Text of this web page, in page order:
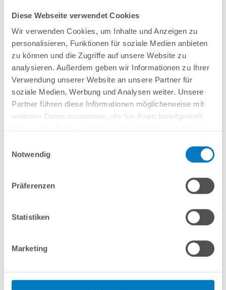
Diese Webseite verwendet Cookies
Wir verwenden Cookies, um Inhalte und Anzeigen zu
personalisieren, Funktionen für soziale Medien anbieten
zu können und die Zugriffe auf unsere Website zu
analysieren. Außerdem geben wir Informationen zu Ihrer
Verwendung unserer Website an unsere Partner für
soziale Medien, Werbung und Analysen weiter. Unsere
Partner führen diese Informationen möglicherweise mit
weiteren Daten zusammen, die Sie ihnen bereitgestellt
Notwendig
Präferenzen
Statistiken
Marketing
Rundpool PS SQ 4,50 x 1,50 m | Alu-HL | 4D-Folie 0,9
mm anthrazit PROFI-Set | Teil-/Kompletteinbau
Kurzbeschreibung
2.899,00 € *
UVP: 4.499,00 € *
Versandkostenfreie Lieferung!